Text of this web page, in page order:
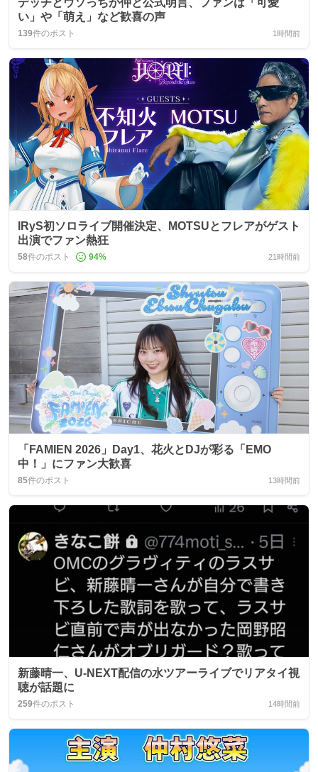
デッチとウソっちが仲と公式明言、ファンは「可愛
い」や「萌え」など歓喜の声
139件のポスト 1時間前
IRyS初ソロライブ開催決定、MOTSUとフレアがゲスト
出演でファン熱狂
58件のポスト 94% 21時間前
「FAMIEN 2026」Day1、花火とDJが彩る「EMO
中！」にファン大歓喜
85件のポスト 13時間前
新藤晴一、U‑NEXT配信の水ツアーライブでリアタイ視
聴が話題に
259件のポスト 14時間前